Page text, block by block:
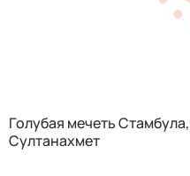
Голубая мечеть
Султанахмет